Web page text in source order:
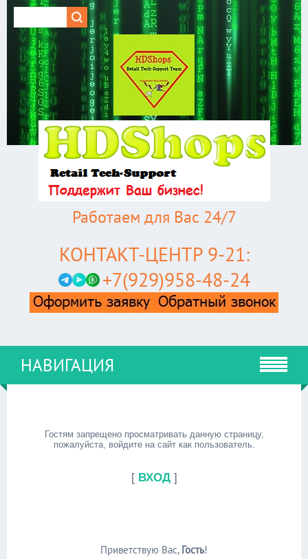
Работаем для Вас 24/7
КОНТАКТ-ЦЕНТР 9-21:
+7(929)958-48-24
НАВИГАЦИЯ
Гостям запрещено просматривать данную страницу,
пожалуйста, войдите на сайт как пользователь.
[ ВХОД]
Приветствую Вас, Гость!